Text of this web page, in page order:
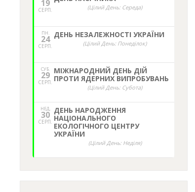
19
СЕРП. (Цілий День: Середа)
ПН.
24
СЕРП.
ДЕНЬ НЕЗАЛЕЖНОСТІ УКРАЇНИ
(Цілий День: Понеділок)
СУБ.
29
СЕРП.
МІЖНАРОДНИЙ ДЕНЬ ДІЙ
ПРОТИ ЯДЕРНИХ ВИПРОБУВАНЬ
(Цілий День: Субота)
НЕД,
30
СЕРП.
ДЕНЬ НАРОДЖЕННЯ
НАЦІОНАЛЬНОГО
ЕКОЛОГІЧНОГО ЦЕНТРУ
УКРАЇНИ
(Цілий День: Неділя)